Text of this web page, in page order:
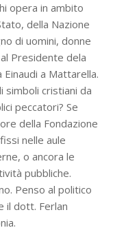
opera in ambito
della Nazione
di uomini, donne
Presidente dela
a Mattarella.
simboli cristiani da
peccatori? Se
della Fondazione
nelle aule
o ancora le
pubbliche.
Penso al politico
il dott. Ferlan